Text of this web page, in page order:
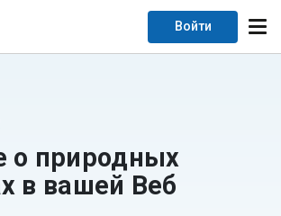
Войти
о природных
в вашей Веб